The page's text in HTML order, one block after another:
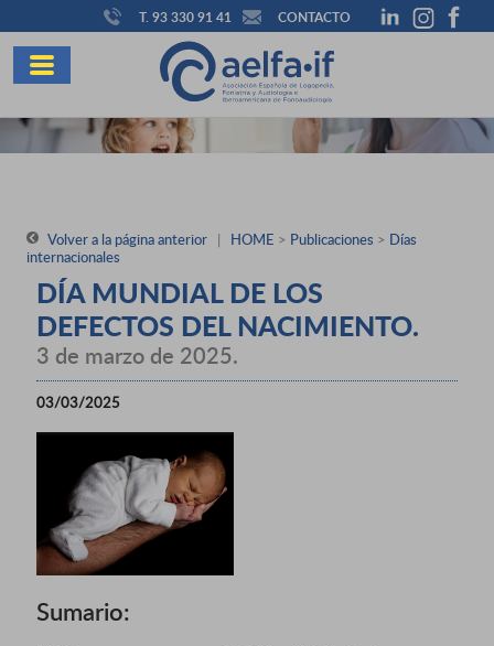
T. 93 330 91 41 CONTACTO
Volver a la página anterior | HOME > Publicaciones > Días
internacionales
DÍA MUNDIAL DE LOS
DEFECTOS DEL NACIMIENTO.
3 de marzo de 2025.
03/03/2025
Sumario: